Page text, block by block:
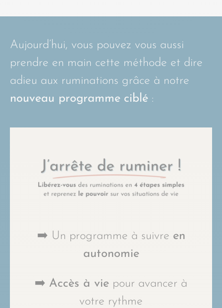
Aujourd’hui, vous pouvez vous aussi
prendre en main cette méthode et dire
adieu aux ruminations grâce à notre
nouveau programme ciblé :
➡️ Un programme à suivre en
autonomie
➡️ Accès à vie pour avancer à
votre rythme